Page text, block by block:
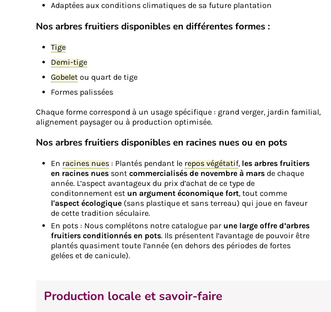
Adaptées aux conditions climatiques de sa future plantation
Nos arbres fruitiers disponibles en différentes formes :
Tige
Demi-tige
Gobelet ou quart de tige
Formes palissées
Chaque forme correspond à un usage spécifique : grand verger, jardin familial,
alignement paysager ou à production optimisée.
Nos arbres fruitiers disponibles en racines nues ou en pots
En racines nues : Plantés pendant le repos végétatif, les arbres fruitiers
en racines nues sont commercialisés de novembre à mars de chaque
année. L’aspect avantageux du prix d’achat de ce type de
conditonnement est un argument économique fort, tout comme
l'aspect écologique (sans plastique et sans terreau) qui joue en faveur
de cette tradition séculaire.
En pots : Nous complétons notre catalogue par une large offre d’arbres
fruitiers conditionnés en pots. Ils présentent l’avantage de pouvoir être
plantés quasiment toute l’année (en dehors des périodes de fortes
gelées et de canicule).
Production locale et savoir-faire